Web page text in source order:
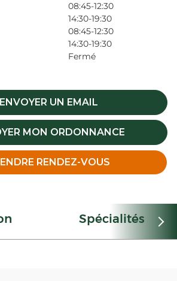
08:45-12:30
14:30-19:30
08:45-12:30
14:30-19:30
Fermé
ENVOYER UN EMAIL
MON ORDONNANCE
RENDEZ-VOUS
Spécialités